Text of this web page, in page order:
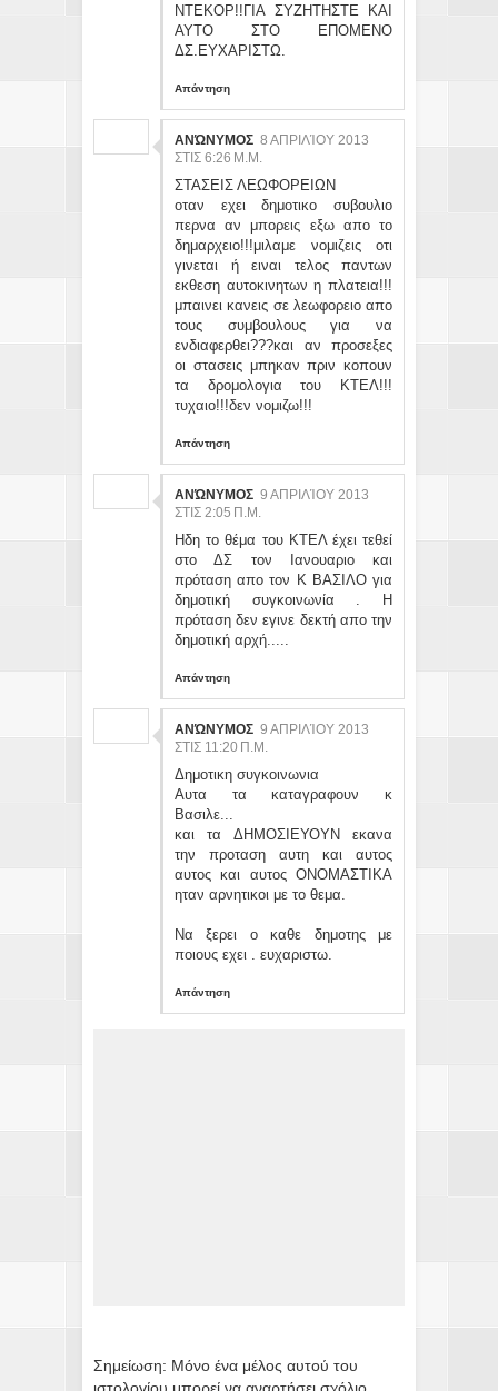
ΝΤΕΚΟΡ!!ΓΙΑ ΣΥΖΗΤΗΣΤΕ ΚΑΙ
ΑΥΤΟ ΣΤΟ ΕΠΟΜΕΝΟ
ΔΣ.ΕΥΧΑΡΙΣΤΩ.
Απάντηση
ΑΝΏΝΥΜΟΣ 8 ΑΠΡΙΛΊΟΥ 2013
ΣΤΙΣ 6:26 Μ.Μ.
ΣΤΑΣΕΙΣ ΛΕΩΦΟΡΕΙΩΝ
οταν εχει δημοτικο συβουλιο
περνα αν μπορεις εξω απο το
δημαρχειο!!!μιλαμε νομιζεις οτι
γινεται ή ειναι τελος παντων
εκθεση αυτοκινητων η πλατεια!!!
μπαινει κανεις σε λεωφορειο απο
τους συμβουλους για να
ενδιαφερθει???και αν προσεξες
οι στασεις μπηκαν πριν κοπουν
τα δρομολογια του ΚΤΕΛ!!!
τυχαιο!!!δεν νομιζω!!!
Απάντηση
ΑΝΏΝΥΜΟΣ 9 ΑΠΡΙΛΊΟΥ 2013
ΣΤΙΣ 2:05 Π.Μ.
Ηδη το θέμα του ΚΤΕΛ έχει τεθεί
στο ΔΣ τον Ιανουαριο και
πρόταση απο τον Κ ΒΑΣΙΛΟ για
δημοτική συγκοινωνία . Η
πρόταση δεν εγινε δεκτή απο την
δημοτική αρχή.....
Απάντηση
ΑΝΏΝΥΜΟΣ 9 ΑΠΡΙΛΊΟΥ 2013
ΣΤΙΣ 11:20 Π.Μ.
Δημοτικη συγκοινωνια
Αυτα τα καταγραφουν κ
Βασιλε...
και τα ΔΗΜΟΣΙΕΥΟΥΝ εκανα
την προταση αυτη και αυτος
αυτος και αυτος ΟΝΟΜΑΣΤΙΚΑ
ηταν αρνητικοι με το θεμα.
Να ξερει ο καθε δημοτης με
ποιους εχει . ευχαριστω.
Απάντηση
Σημείωση: Μόνο ένα μέλος αυτού του
ιστολογίου μπορεί να αναρτήσει σχόλιο.